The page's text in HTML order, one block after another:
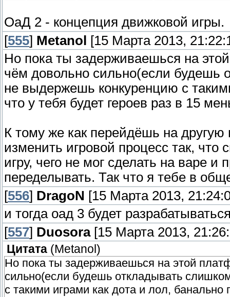
ОаД 2 - концепция движковой игры.
[555] Metanol
[15 Марта 2013,
Но пока ты задерживаешься на
чём довольно сильно(если будешь
не выдержешь конкуренцию с
что у тебя будет героев раз в 15
К тому же как перейдёшь на
изменить игровой процесс так,
игру, чего не мог сделать на варе
переделывать. Так что я тебе в
[556] DragoN [15 Марта 2013,
и тогда оад 3 будет
[557] Duosora[15 Марта 2013,
Цитата (Metanol )
Но пока ты задерживаешься на этой
сильно(если будешь откладывать
с такими играми как дота и лол,